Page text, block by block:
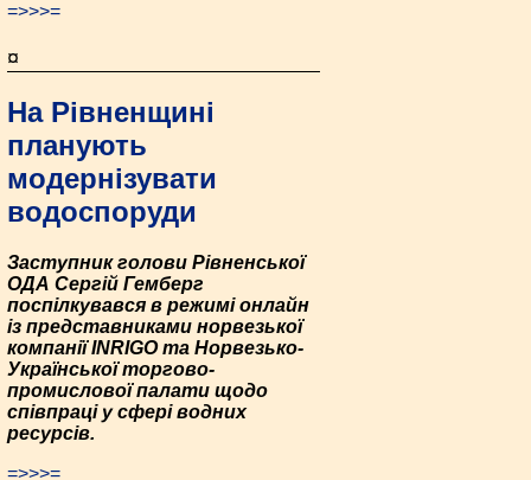
=>>>=
¤
На Рівненщині
планують
модернізувати
водоспоруди
Заступник голови Рівненської
ОДА Сергій Гемберг
поспілкувався в режимі онлайн
із представниками норвезької
компанії INRIGO та Норвезько-
Української торгово-
промислової палати щодо
співпраці у сфері водних
ресурсів.
=>>>=